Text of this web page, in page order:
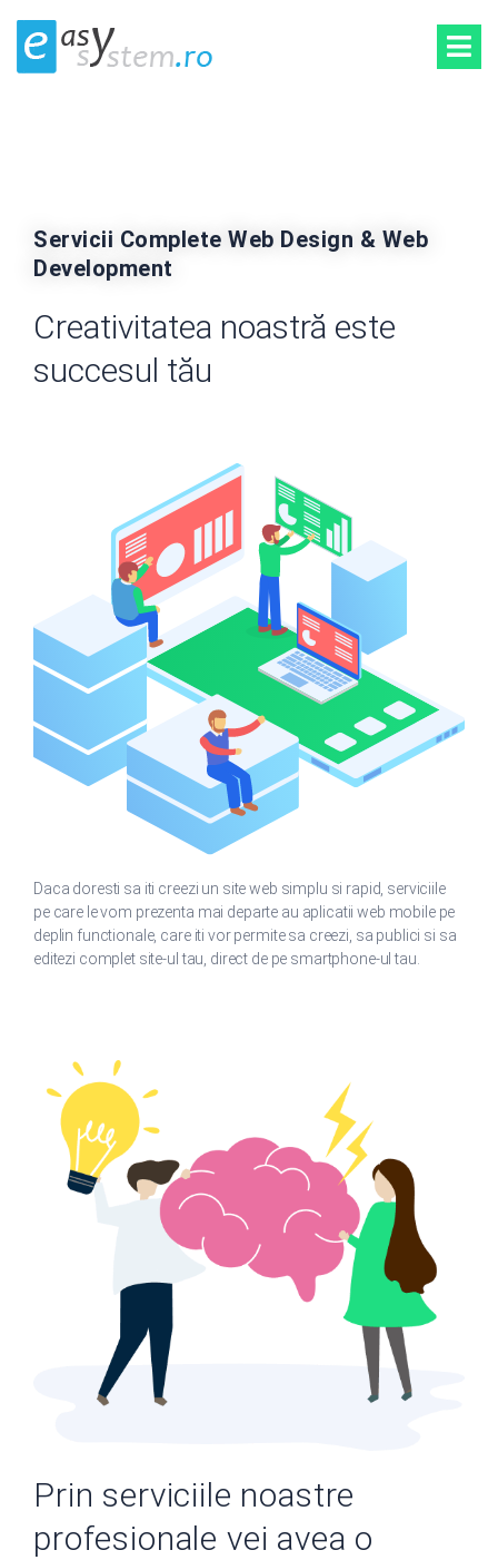
Servicii Complete Web Design & Web
Development
Creativitatea noastră este
succesul tău
Daca doresti sa iti creezi un site web simplu si rapid, serviciile
pe care le vom prezenta mai departe au aplicatii web mobile pe
deplin functionale, care iti vor permite sa creezi, sa publici si sa
editezi complet site-ul tau, direct de pe smartphone-ul tau.
Prin serviciile noastre
profesionale vei avea o